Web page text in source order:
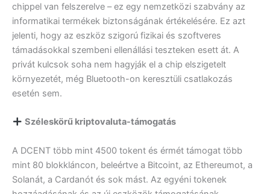
chippel van felszerelve – ez egy nemzetközi szabvány az
informatikai termékek biztonságának értékelésére. Ez azt
jelenti, hogy az eszköz szigorú fizikai és szoftveres
támadásokkal szembeni ellenállási teszteken esett át. A
privát kulcsok soha nem hagyják el a chip elszigetelt
környezetét, még Bluetooth-on keresztüli csatlakozás
esetén sem.
Széleskörű kriptovaluta-támogatás
A DCENT több mint 4500 tokent és érmét támogat több
mint 80 blokkláncon, beleértve a Bitcoint, az Ethereumot, a
Solanát, a Cardanót és sok mást. Az egyéni tokenek